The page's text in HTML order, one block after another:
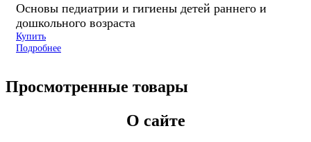
Основы педиатрии и гигиены детей раннего и
дошкольного возраста
Купить
Подробнее
Просмотренные товары
О сайте